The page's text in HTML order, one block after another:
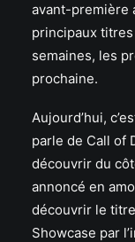
avant-première
principaux
semaines, les
prochaine.
Aujourd’hui,
parle de Call of
découvrir du
annoncé en
découvrir le
Showcase par